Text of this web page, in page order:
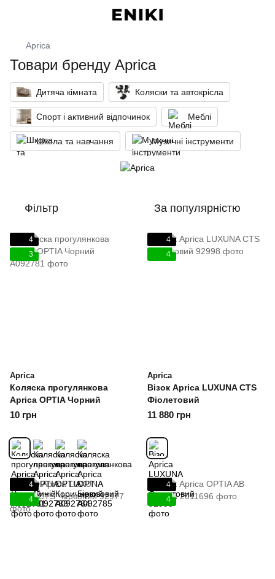
Aprica
Товари бренду Aprica
Дитяча кімната Коляски та автокрісла
Спорт і активний відпочинок Меблі
Школа та навчання Музичні інструменти
Фільтр За популярністю
4
3
Aprica
Коляска прогулянкова
Aprica OPTIA Чорний
10 грн
4
4
Aprica
Візок Aprica LUXUNA CTS
Фіолетовий
11 880 грн
4
4
4
4